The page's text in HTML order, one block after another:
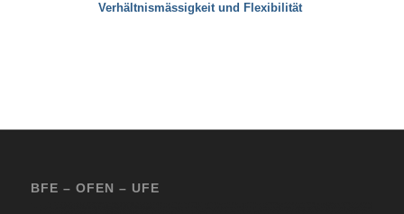
Verhältnismässigkeit und Flexibilität
BFE – OFEN – UFE